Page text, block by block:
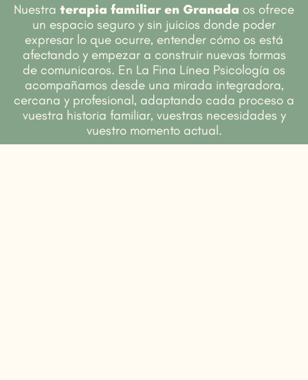
Nuestra terapia familiar en Granada os ofrece
un espacio seguro y sin juicios donde poder
expresar lo que ocurre, entender cómo os está
afectando y empezar a construir nuevas formas
de comunicaros. En La Fina Línea Psicología os
acompañamos desde una mirada integradora,
cercana y profesional, adaptando cada proceso a
vuestra historia familiar, vuestras necesidades y
vuestro momento actual.